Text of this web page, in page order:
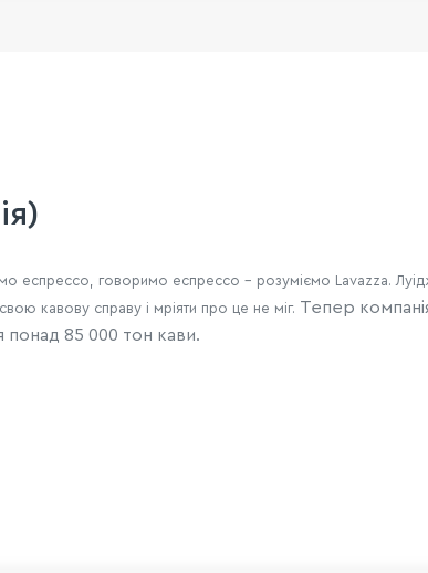
еспрессо, говоримо еспрессо - розуміємо Lavazza
кавову справу і мріяти про це не міг. Тепер компанія
понад 85 000 тон кави.